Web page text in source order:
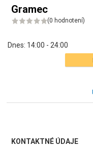
Gramec
(0 hodnotení)
Dnes: 14:00 - 24:00
KONTAKTNÉ ÚDAJE